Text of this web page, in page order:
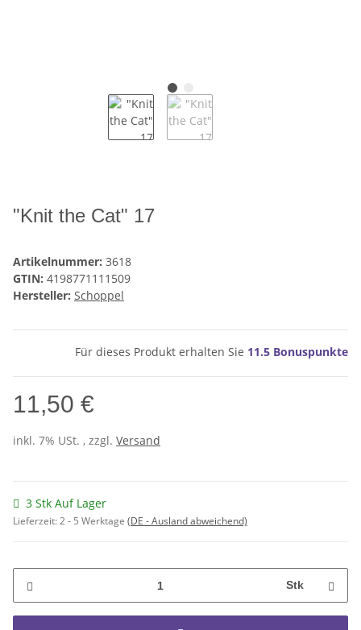
"Knit the Cat" 17
Artikelnummer: 3618
GTIN: 4198771111509
Hersteller: Schoppel
Für dieses Produkt erhalten Sie 11.5 Bonuspunkte
11,50 €
inkl. 7% USt. , zzgl. Versand
3 Stk Auf Lager
Lieferzeit:2 - 5 Werktage (DE - Ausland abweichend)
Stk